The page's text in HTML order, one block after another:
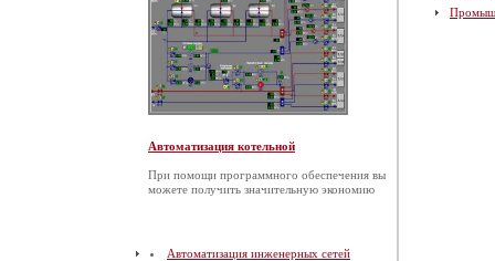
Автоматизация котельной
При помощи программного обеспечения вы
можете получить значительную экономию
Автоматизация инженерных сетей